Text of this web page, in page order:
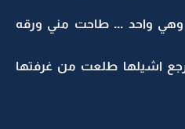
واحد ... طاحت مني ورقه
اشيلها طلعت من غرفتها